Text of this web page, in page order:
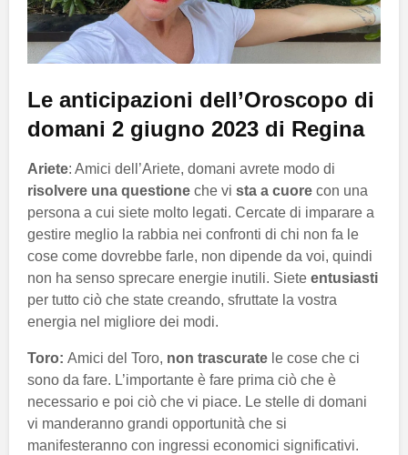
Le anticipazioni dell’Oroscopo di
domani 2 giugno 2023 di Regina
Ariete: Amici dell’Ariete, domani avrete modo di
risolvere una questione che vi sta a cuore con una
persona a cui siete molto legati. Cercate di imparare a
gestire meglio la rabbia nei confronti di chi non fa le
cose come dovrebbe farle, non dipende da voi, quindi
non ha senso sprecare energie inutili. Siete entusiasti
per tutto ciò che state creando, sfruttate la vostra
energia nel migliore dei modi.
Toro: Amici del Toro, non trascurate le cose che ci
sono da fare. L’importante è fare prima ciò che è
necessario e poi ciò che vi piace. Le stelle di domani
vi manderanno grandi opportunità che si
manifesteranno con ingressi economici significativi.